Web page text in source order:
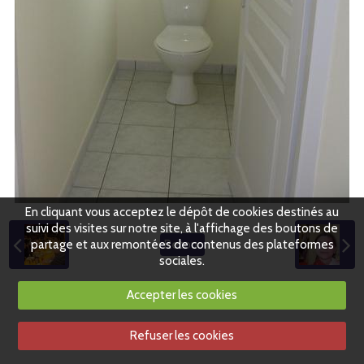
Retour
En cliquant vous acceptez le dépôt de cookies destinés au
suivi des visites sur notre site, à l'affichage des boutons de
partage et aux remontées de contenus des plateformes
sociales.
Accepter les cookies
Refuser les cookies